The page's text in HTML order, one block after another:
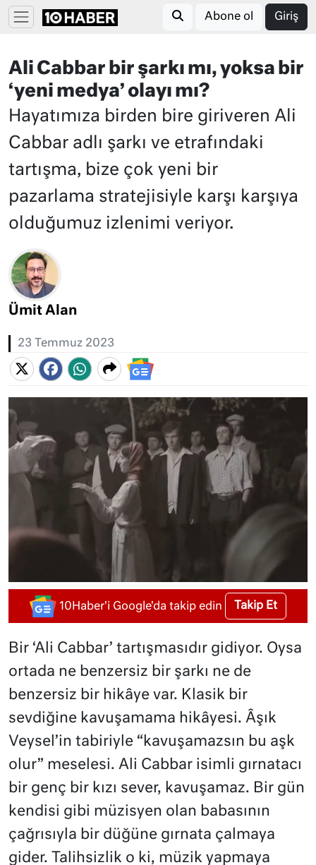
Abone ol Giriş
Ali Cabbar bir şarkı mı, yoksa bir
‘yeni medya’ olayı mı?
Hayatımıza birden bire giriveren Ali
Cabbar adlı şarkı ve etrafındaki
tartışma, bize çok yeni bir
pazarlama stratejisiyle karşı karşıya
olduğumuz izlenimi veriyor.
Ümit Alan
23 Temmuz 2023
10Haber'i Google'da takip edin Takip Et
Bir ‘Ali Cabbar’ tartışmasıdır gidiyor. Oysa
ortada ne benzersiz bir şarkı ne de
benzersiz bir hikâye var. Klasik bir
sevdiğine kavuşamama hikâyesi. Âşık
Veysel’in tabiriyle “kavuşamazsın bu aşk
olur” meselesi. Ali Cabbar isimli gırnatacı
bir genç bir kızı sever, kavuşamaz. Bir gün
kendisi gibi müzisyen olan babasının
çağrısıyla bir düğüne gırnata çalmaya
gider. Talihsizlik o ki, müzik yapmaya